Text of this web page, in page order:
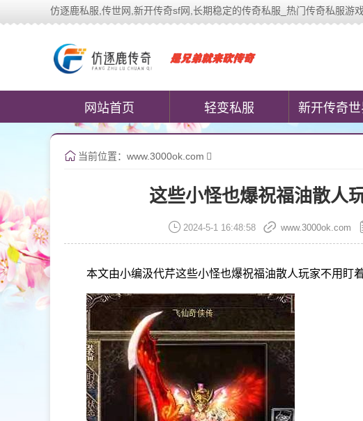
仿逐鹿私服,传世网,新开传奇sf网,长期稳定的传奇私服_热门传奇私服游
网站首页 轻变私服 新开传奇
当前位置： www.3000ok.com
这些小怪也爆祝福油散人
2024-5-1 16:48:58 www.3000ok.com
本文由小编汲代芹这些小怪也爆祝福油散人玩家不用盯